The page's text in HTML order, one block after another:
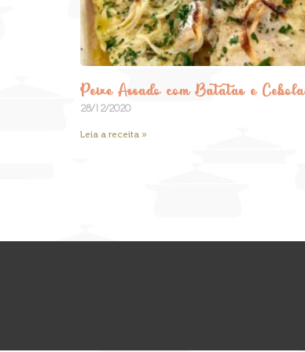
Peixe Assado com Batatas e Cebola
28/12/2020
Leia a receita »